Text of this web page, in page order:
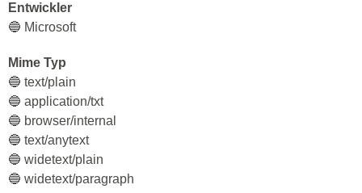
Entwickler
🔵 Microsoft
Mime Typ
🔵 text/plain
🔵 application/txt
🔵 browser/internal
🔵 text/anytext
🔵 widetext/plain
🔵 widetext/paragraph